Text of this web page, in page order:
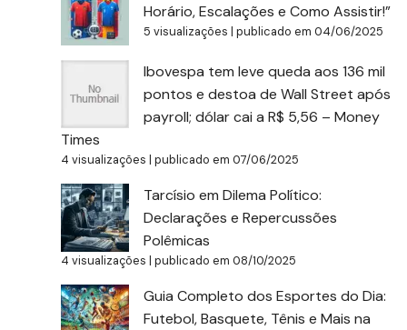
Horário, Escalações e Como Assistir!”
5 visualizações |publicado em 04/06/2025
Ibovespa tem leve queda aos 136 mil
pontos e destoa de Wall Street após
payroll; dólar cai a R$ 5,56 – Money
Times
4 visualizações |publicado em 07/06/2025
Tarcísio em Dilema Político:
Declarações e Repercussões
Polêmicas
4 visualizações |publicado em 08/10/2025
Guia Completo dos Esportes do Dia:
Futebol, Basquete, Tênis e Mais na